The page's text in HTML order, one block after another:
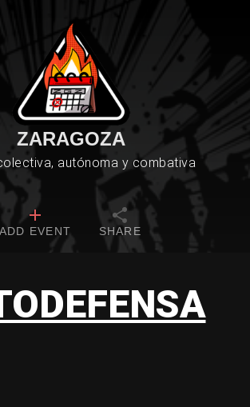
ZARAGOZA
autónoma y combativa
ADD EVENT SHARE